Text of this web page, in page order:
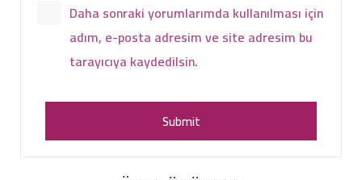
Daha sonraki yorumlarımda kullanılması için
adım, e-posta adresim ve site adresim bu
tarayıcıya kaydedilsin.